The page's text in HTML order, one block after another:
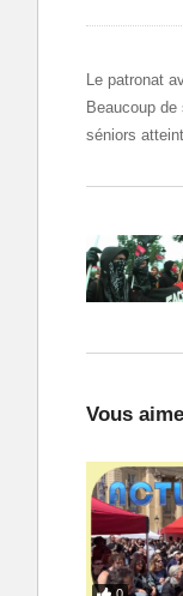
Le patronat
Beaucoup
séniors
Vous